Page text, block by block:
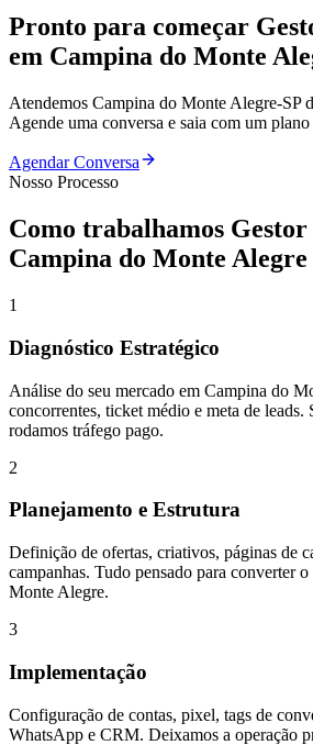
Pronto para começar
em Campina do Monte
Atendemos Campina do Monte Alegre-SP
Agende uma conversa e saia com um
Agendar Conversa
Nosso Processo
Como trabalhamos Gestor
Campina do Monte Alegre
1
Diagnóstico Estratégico
Análise do seu mercado em Campina do
concorrentes, ticket médio e meta de leads.
rodamos tráfego pago.
2
Planejamento e Estrutura
Definição de ofertas, criativos, páginas de
campanhas. Tudo pensado para converter
Monte Alegre.
3
Implementação
Configuração de contas, pixel, tags de
WhatsApp e CRM. Deixamos a operação